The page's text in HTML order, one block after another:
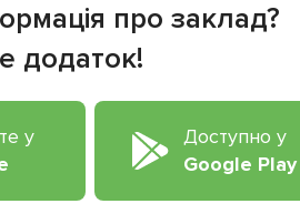
про заклад?
додаток!
у
Доступно у
Google Play